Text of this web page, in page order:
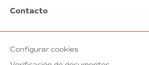
Contacto
Configurar cookies